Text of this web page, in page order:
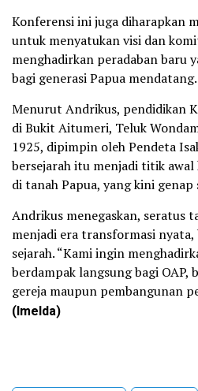
Konferensi ini juga diharapkan
untuk menyatukan visi dan
menghadirkan peradaban baru
bagi generasi Papua mendatang.
Menurut Andrikus, pendidikan
di Bukit Aitumeri, Teluk
1925, dipimpin oleh Pendeta
bersejarah itu menjadi titik
di tanah Papua, yang kini genap
Andrikus menegaskan, seratus
menjadi era transformasi nyata,
sejarah. “Kami ingin
berdampak langsung bagi OAP,
gereja maupun pembangunan
(Imelda)